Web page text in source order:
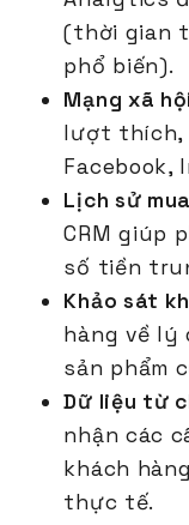
(thời gian
phổ biến).
Mạng xã
lượt thích,
Facebook,
Lịch sử
CRM giúp
số tiền
Khảo sát
hàng về lý
sản phẩm
Dữ liệu từ
nhận các
khách
thực tế.